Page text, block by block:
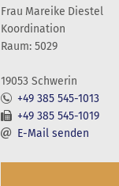
Frau Mareike Diestel
Koordination
Raum: 5029
19053 Schwerin
+49 385 545-1013
+49 385 545-1019
E-Mail senden